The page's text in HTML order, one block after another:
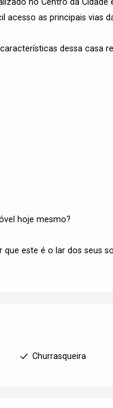
no Centro da
acesso as principais vias
dessa casa
hoje mesmo?
este é o lar dos seus
Churrasqueira